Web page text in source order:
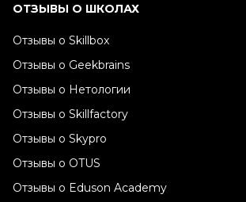
ОТЗЫВЫ О ШКОЛАХ
Отзывы о Skillbox
Отзывы о Geekbrains
Отзывы о Нетологии
Отзывы о Skillfactory
Отзывы о Skypro
Отзывы о OTUS
Отзывы о Eduson Academy